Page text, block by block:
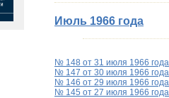
Июль 1966 года
№ 148 от 31 июля 1966 года
№ 147 от 30 июля 1966 года
№ 146 от 29 июля 1966 года
№ 145 от 27 июля 1966 года